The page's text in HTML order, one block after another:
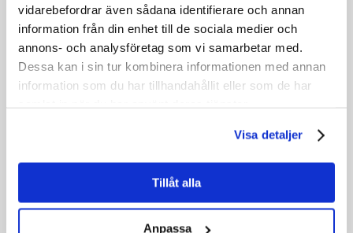
vidarebefordrar även sådana identifierare och annan
information från din enhet till de sociala medier och
annons- och analysföretag som vi samarbetar med.
Dessa kan i sin tur kombinera informationen med annan
information som du har tillhandahållit eller som de har
Visa detaljer
Tillåt alla
Anpassa
Miljö
Vår miljöpolicy
Gröna möten
Tillsammans hjälps vi åt
Om oss
Styrelsen